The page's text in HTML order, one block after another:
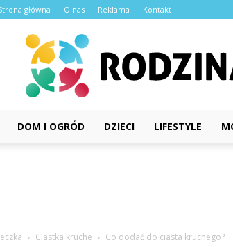
główna O nas Reklama Kontakt
DOM I OGRÓD DZIECI LIFESTYLE
Ciastka kruche Co dodać do ciasta kruchego?